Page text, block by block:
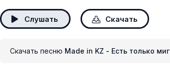
Слушать Скачать
Скачать песню Made in KZ - Есть только миг